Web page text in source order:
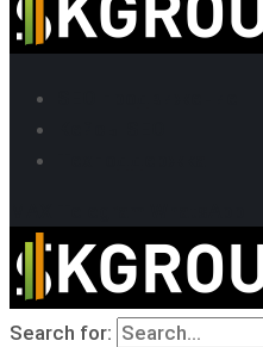
Search for: